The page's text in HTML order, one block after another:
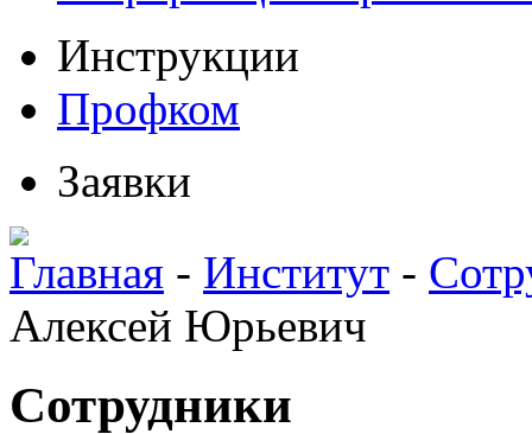
Инструкции
Профком
Заявки
Главная - Институт -
Алексей Юрьевич
Сотрудники